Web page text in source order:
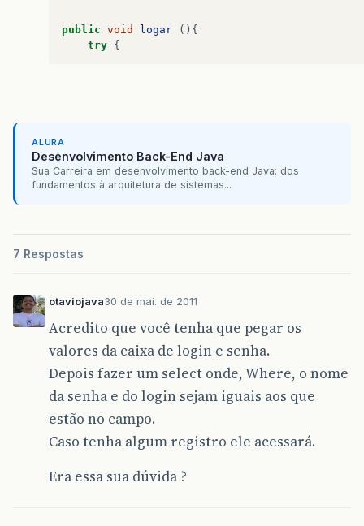
public void logar
(){
try {
if (tfNmUsuario.equals(obj_conexao
new
telaPrincipal
}
ALURA
Desenvolvimento Back-End Java
Sua Carreira em desenvolvimento back-end Java: dos
fundamentos à arquitetura de sistemas...
7 Respostas
otaviojava30 de mai. de 2011
Acredito que você tenha que pegar os
valores da caixa de login e senha.
Depois fazer um select onde, Where, o nome
da senha e do login sejam iguais aos que
estão no campo.
Caso tenha algum registro ele acessará.
Era essa sua dúvida ?